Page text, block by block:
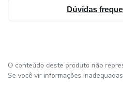
Dúvidas
O conteúdo deste produto não
Se você vir informações